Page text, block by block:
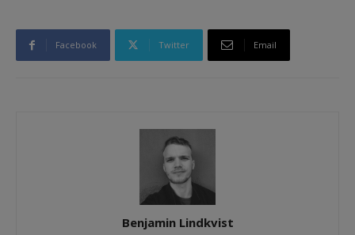
Facebook Twitter Email
Benjamin Lindkvist